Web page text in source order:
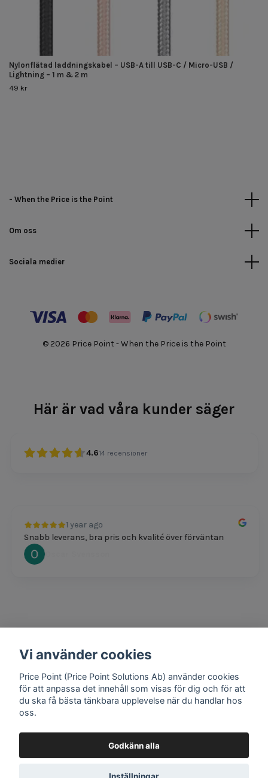
Nylonflätad laddningskabel – USB-A till USB-C / Micro-USB /
Lightning – 1 m & 2 m
49 kr
- When the Price is the Point
Om oss
Sociala medier
© 2026 Price Point - When the Price is the Point
Här är vad våra kunder säger
4.614 recensioner
1 year ago
Snabb leverans, bra pris och kvalité över förväntan
Oscar Svensson
1 year ago
Mathias Johansson
Vi använder cookies
Price Point (Price Point Solutions Ab) använder cookies
för att anpassa det innehåll som visas för dig och för att
du ska få bästa tänkbara upplevelse när du handlar hos
oss.
Godkänn alla